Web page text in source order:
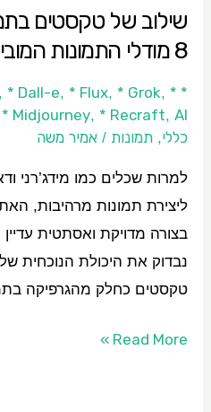
8 מודלי התמונות המובילים
* Adobe Firefly
* Dall-e, * Flux, * Grok, *
* Midjourney, * Recraft, AI
כללי,תמונות /אמיר משה
למרות שכלים כמו מידג’רני
ליצירת תמונות מרהיבות,
בצורה מדויקת ואסתטית
נבדוק את היכולת הנוכחית
טקסטים כחלק מהגרפיקה
בין
8
התמונות
המובילים
Read More »